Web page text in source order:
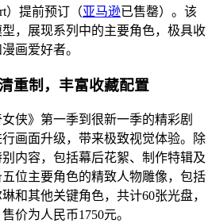
）提前预订（亚马逊已售罄）。该
，展现系列中的主要角色，极具收
画爱好者。
重制，丰富收藏配置
侠》第一季到很新一季的精彩剧
画面升级，带来极致视觉体验。除
内容，包括幕后花絮、制作特辑及
位主要角色的精致人物雕像，包括
和其他关键角色，共计60张光盘，
价为人民币1750元。